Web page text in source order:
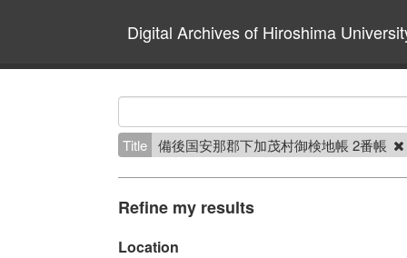
Digital Archives of Hiroshima
Title 備後国安那郡下加茂村御検地帳 2番帳
Refine my results
Location